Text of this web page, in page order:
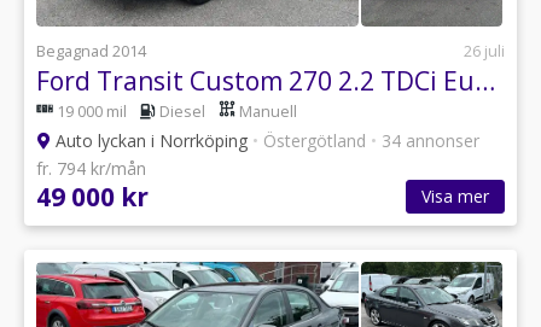
Begagnad 2014 26 juli
Ford Transit Custom 270 2.2 TDCi Euro 5
19 000 mil Diesel Manuell
Auto lyckan i Norrköping • Östergötland • 34 annonser
fr. 794 kr/mån
49 000 kr Visa mer